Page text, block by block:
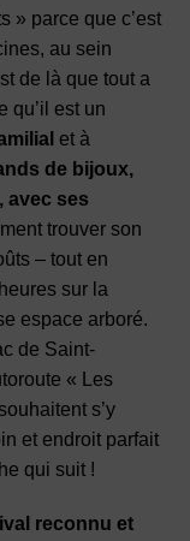
» parce que c’est
au sein
de là que tout a
qu’il est un
et à
de bijoux,
avec ses
trouver son
– tout en
sur la
espace arboré.
de Saint-
« Les
s’y
et endroit parfait
qui suit !
reconnu et